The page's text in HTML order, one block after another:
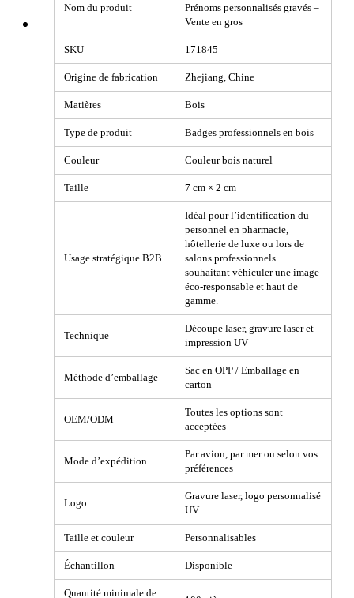
Nom du produit
Prénoms personnalisés gravés –
Vente en gros
SKU 171845
Origine de fabrication Zhejiang, Chine
Matières Bois
Type de produit Badges professionnels en bois
Couleur Couleur bois naturel
Taille 7 cm × 2 cm
Usage stratégique B2B
Idéal pour l’identification du
personnel en pharmacie,
hôtellerie de luxe ou lors de
salons professionnels
souhaitant véhiculer une image
éco-responsable et haut de
gamme.
Technique
Découpe laser, gravure laser et
impression UV
Méthode d’emballage
Sac en OPP / Emballage en
carton
OEM/ODM
Toutes les options sont
acceptées
Mode d’expédition
Par avion, par mer ou selon vos
préférences
Logo
Gravure laser, logo personnalisé
UV
Taille et couleur Personnalisables
Échantillon Disponible
Quantité minimale de